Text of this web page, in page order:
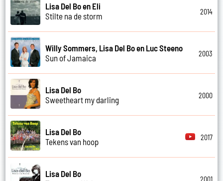
Lisa Del Bo en Eli
Stilte na de storm
2014
Willy Sommers, Lisa Del Bo en Luc Steeno
Sun of Jamaica
2003
Lisa Del Bo
Sweetheart my darling
2000
Lisa Del Bo
Tekens van hoop
2017
Lisa Del Bo
2001